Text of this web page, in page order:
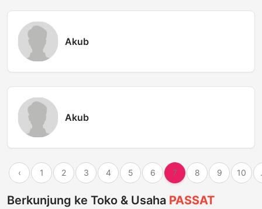
Akub
Akub
‹ 1 2 3 4 5 6 7 8 9 10
Berkunjung ke Toko & Usaha PASSAT